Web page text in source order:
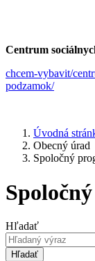
Centrum
chcem-vybavit/
podzamok/
Úvodná
Obecný úrad
Spoločný
Hľadať
Hľadať